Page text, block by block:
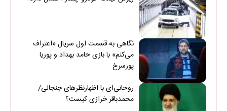
نگاهی به قسمت اول سریال «اعتراف
می‌کنم» با بازی حامد بهداد و پوریا
پورسرخ
روحانی‌ای با اظهارنظرهای جنجالی/
محمدباقر خرازی کیست؟